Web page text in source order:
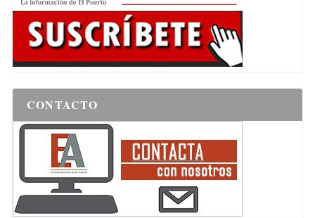
CONTACTO